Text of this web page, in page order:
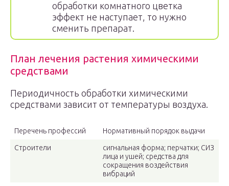
обработки комнатного цветка
эффект не наступает, то нужно
сменить препарат.
План лечения растения химическими
средствами
Периодичность обработки химическими
средствами зависит от температуры воздуха.
Перечень профессий Нормативный порядок выдачи
Строители
сигнальная форма; перчатки; СИЗ
лица и ушей; средства для
сокращения воздействия
вибраций